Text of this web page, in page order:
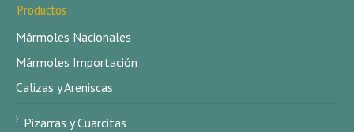
Productos
Mármoles Nacionales
Mármoles Importación
Calizas y Areniscas
Pizarras y Cuarcitas